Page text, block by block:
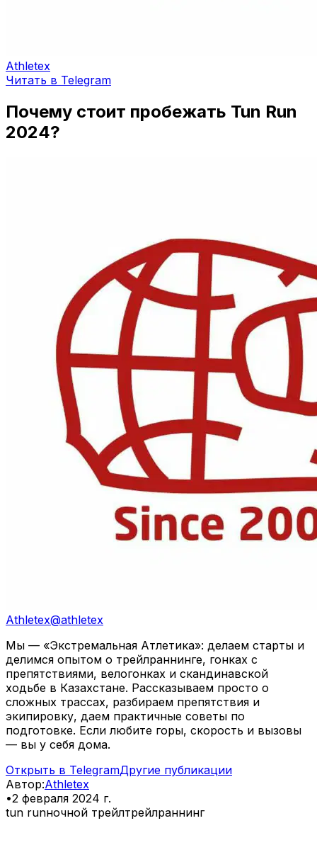
Athletex
Читать в Telegram
Почему стоит пробежать Tun Run
2024?
Athletex@athletex
Мы — «Экстремальная Атлетика»: делаем старты и
делимся опытом о трейлраннинге, гонках с
препятствиями, велогонках и скандинавской
ходьбе в Казахстане. Рассказываем просто о
сложных трассах, разбираем препятствия и
экипировку, даем практичные советы по
подготовке. Если любите горы, скорость и вызовы
— вы у себя дома.
Открыть в TelegramДругие публикации
Автор:Athletex
•2 февраля 2024 г.
tun runночной трейлтрейлраннинг